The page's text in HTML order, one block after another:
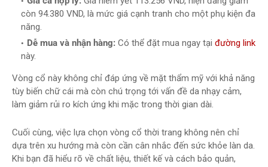
còn 94.380 VND, là mức giá cạnh tranh cho một phụ kiện đa
năng.
Dễ mua và nhận hàng: Có thể đặt mua ngay tại đường link
này.
Vòng cổ này không chỉ đáp ứng về mặt thẩm mỹ với khả năng
tùy biến chữ cái mà còn chú trọng tới vấn đề da nhạy cảm,
làm giảm rủi ro kích ứng khi mặc trong thời gian dài.
Cuối cùng, việc lựa chọn vòng cổ thời trang không nên chỉ
dựa trên xu hướng mà còn cần cân nhắc đến sức khỏe làn da.
Khi bạn đã hiểu rõ về chất liệu, thiết kế và cách bảo quản,